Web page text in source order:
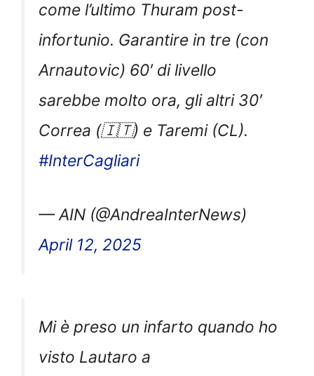
come l’ultimo Thuram post-
infortunio. Garantire in tre (con
Arnautovic) 60′ di livello
sarebbe molto ora, gli altri 30′
Correa (🇮🇹) e Taremi (CL).
#InterCagliari
— AIN (@AndreaInterNews)
April 12, 2025
Mi è preso un infarto quando ho
visto Lautaro a